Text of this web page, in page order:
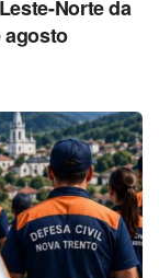
Norte da
agosto